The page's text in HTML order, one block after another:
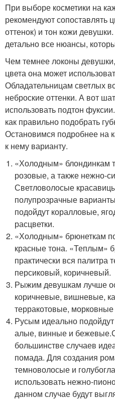
При выборе косметики на
рекомендуют сопоставлять
оттенок) и тон кожи
детально все нюансы,
Чем темнее локоны
цвета она может
Обладательницам светлых
неброские оттенки. А вот
использовать подтон
как правильно подобрать
Остановимся подробнее на
к нему варианту.
«Холодным» блондинкам
розовые, а также нежно-
Светловолосые
полупрозрачные
подойдут коралловые,
расцветки.
«Холодным» брюнеткам
красные тона. «Теплым»
практически вся палитра
персиковый, коричневый.
Рыжим девушкам лучше
коричневые, вишневые,
терракотовые,
Русым идеально
алые, винные и
большинстве случаев
помада. Для создания
темноволосые и
использовать нежно-
данном случае будут